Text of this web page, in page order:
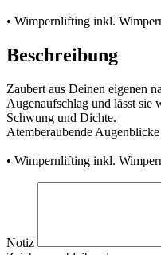
• Wimpernlifting inkl.
Beschreibung
Zaubert aus Deinen eigenen
Augenaufschlag und lässt sie
Schwung und Dichte.
Atemberaubende
• Wimpernlifting inkl.
Notiz